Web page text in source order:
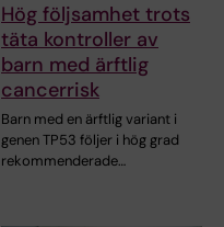
Hög följsamhet trots
täta kontroller av
barn med ärftlig
cancerrisk
Barn med en ärftlig variant i
genen TP53 följer i hög grad
rekommenderade…